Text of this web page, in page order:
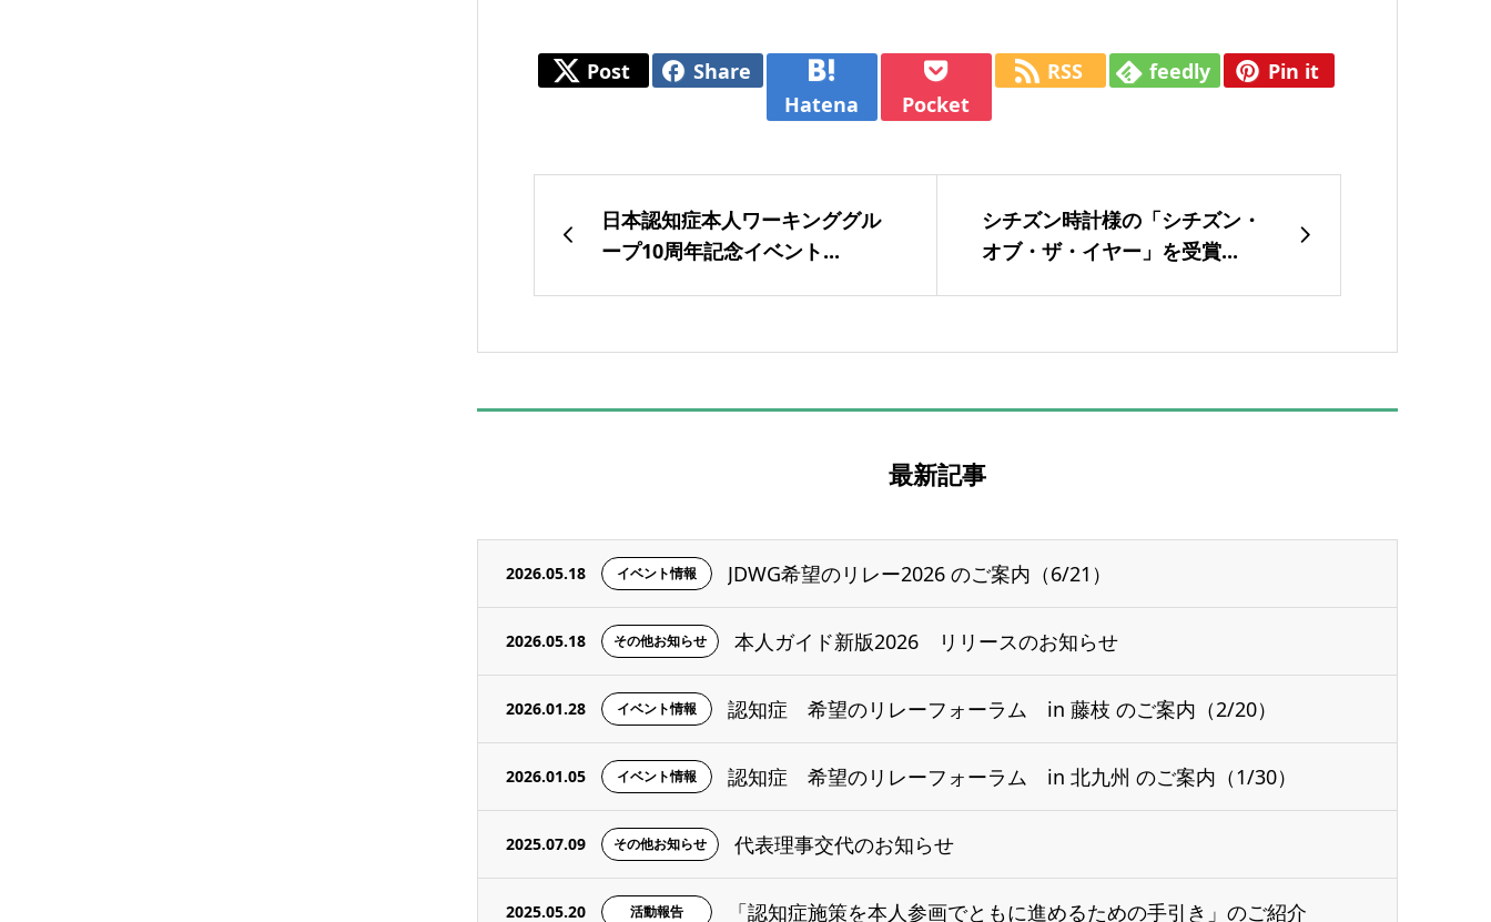
Post
Share
Hatena
Pocket
RSS feedly Pin it
日本認知症本人ワーキンググル
ープ10周年記念イベント...
シチズン時計様の「シチズン・
オブ・ザ・イヤー」を受賞...
最新記事
2026.05.18 イベント情報 JDWG希望のリレー2026 のご案内（6/21）
2026.05.18 その他お知らせ 本人ガイド新版2026 リリースのお知らせ
2026.01.28 イベント情報 認知症 希望のリレーフォーラム in 藤枝 のご案内（2/20）
2026.01.05 イベント情報 認知症 希望のリレーフォーラム in 北九州 のご案内（1/30）
2025.07.09 その他お知らせ 代表理事交代のお知らせ
2025.05.20 活動報告 「認知症施策を本人参画でともに進めるための手引き」のご紹介